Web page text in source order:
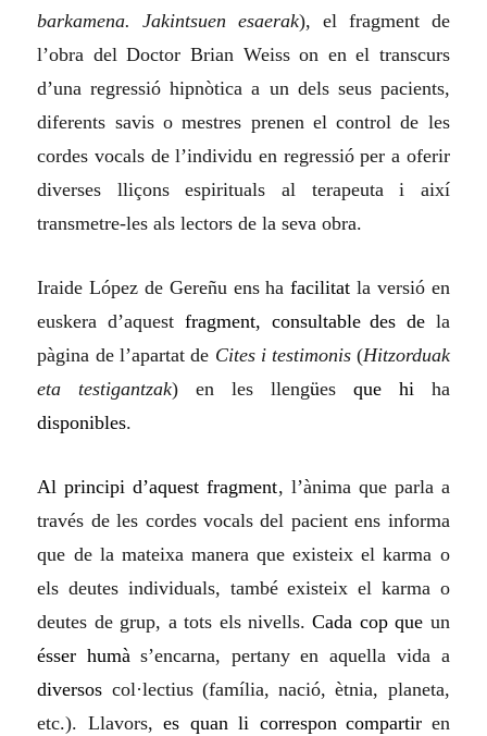
barkamena. Jakintsuen esaerak), el fragment de
l’obra del Doctor Brian Weiss on en el transcurs
d’una regressió hipnòtica a un dels seus pacients,
diferents savis o mestres prenen el control de les
cordes vocals de l’individu en regressió per a oferir
diverses lliçons espirituals al terapeuta i així
transmetre-les als lectors de la seva obra.
Iraide López de Gereñu enshafacilitat la versió en
euskera d’aquest fragment, consultable des dela
pàgina de l’apartat de Cites i testimonis (Hitzorduak
eta testigantzak)en les llengües que hiha
disponibles.
Al principi d’aquest fragment, l’ànima que parla a
través de les cordes vocals del pacient ens informa
que de la mateixa manera que existeix el karma o
els deutes individuals, també existeix el karma o
deutes de grup, a tots els nivells.Cada cop que un
ésser humà s’encarna, pertanyen aquella vida a
diversos col·lectius (família, nació, ètnia, planeta,
etc.). Llavors, es quan li correspon compartir en